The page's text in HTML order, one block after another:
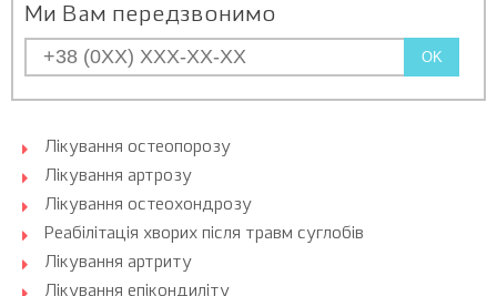
Ми Вам передзвонимо
OK
Лікування остеопорозу
Лікування артрозу
Лікування остеохондрозу
Реабілітація хворих після травм суглобів
Лікування артриту
Лікування епікондиліту